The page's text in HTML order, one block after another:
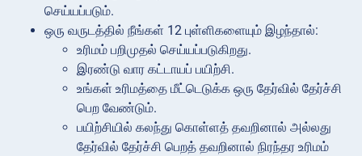
செய்யப்படும்.
ஒரு வருடத்தில் நீங்கள் 12 புள்ளிகளையும் இழந்தால்:
உரிமம் பறிமுதல் செய்யப்படுகிறது.
இரண்டு வார கட்டாயப் பயிற்சி.
உங்கள் உரிமத்தை மீட்டெடுக்க ஒரு தேர்வில் தேர்ச்சி
பெற வேண்டும்.
பயிற்சியில் கலந்து கொள்ளத் தவறினால் அல்லது
தேர்வில் தேர்ச்சி பெறத் தவறினால் நிரந்தர உரிமம்